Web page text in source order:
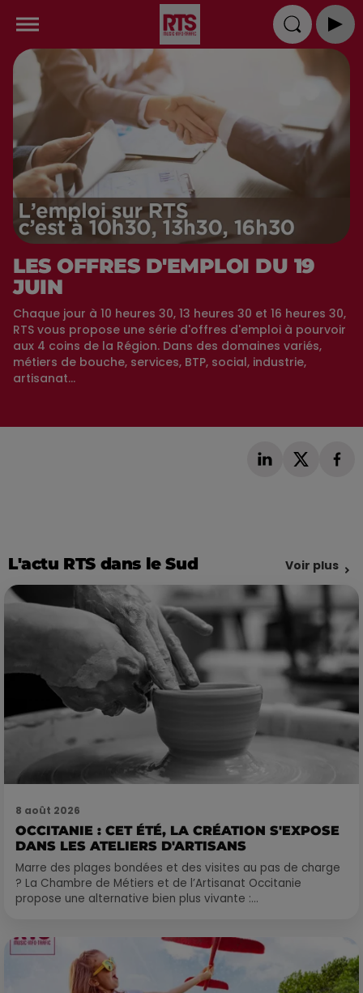
LES OFFRES D'EMPLOI DU 19
JUIN
Chaque jour à 10 heures 30, 13 heures 30 et 16 heures 30,
RTS vous propose une série d'offres d'emploi à pourvoir
aux 4 coins de la Région. Dans des domaines variés,
métiers de bouche, services, BTP, social, industrie,
artisanat...
L'actu RTS dans le Sud Voir plus
8 août 2026
OCCITANIE : CET ÉTÉ, LA CRÉATION S'EXPOSE
DANS LES ATELIERS D'ARTISANS
Marre des plages bondées et des visites au pas de charge
? La Chambre de Métiers et de l’Artisanat Occitanie
propose une alternative bien plus vivante :...